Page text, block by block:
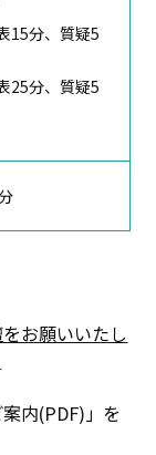
15分、質疑5
25分、質疑5
お願いいたし
内(PDF)」を